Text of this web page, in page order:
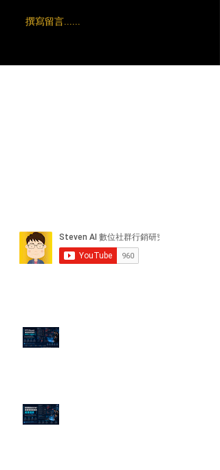
撰寫留言......